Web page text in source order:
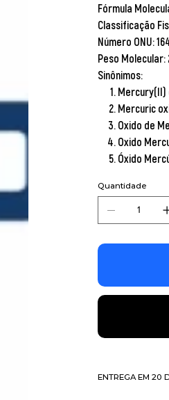
Fórmula
Classificação
Número ONU:
Peso Molecular:
Sinônimos:
Mercury(II)
Mercuric
Oxido de
Oxido
Óxido
Quantidade
ENTREGA EM 20